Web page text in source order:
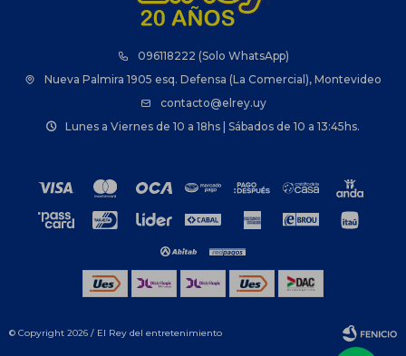
096118222 (Solo WhatsApp)
Nueva Palmira 1905 esq. Defensa (La Comercial), Montevideo
contacto@elrey.uy
Lunes a Viernes de 10 a 18hs | Sábados de 10 a 13:45hs.
© Copyright 2026 / El Rey del entretenimiento